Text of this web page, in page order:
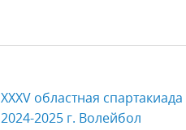
XXXV областная
2024-2025 г. Волейбол